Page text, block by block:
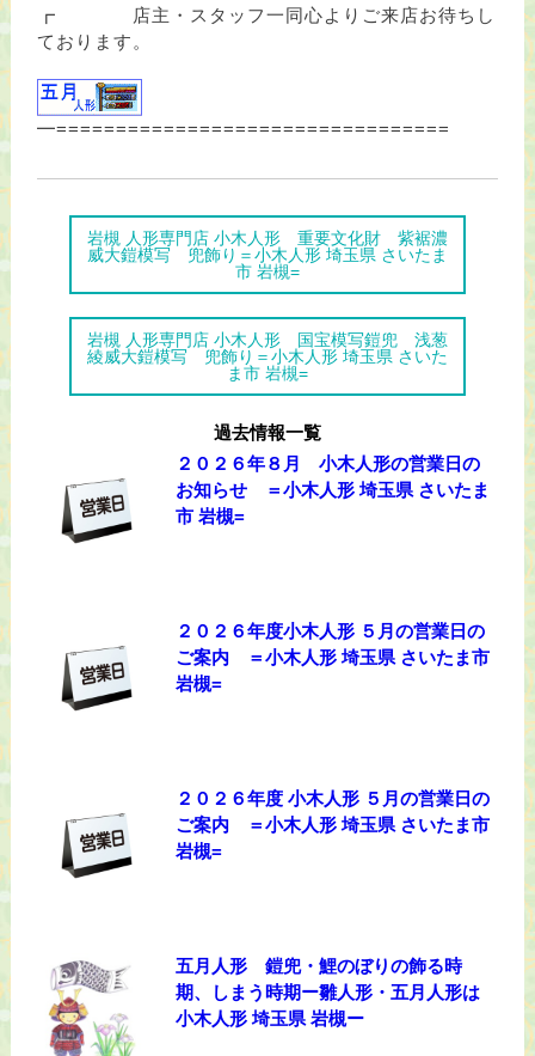
┏ 店主・スタッフ一同心よりご来店お待ちし
ております。
━=================================
岩槻 人形専門店 小木人形 重要文化財 紫裾濃
威大鎧模写 兜飾り＝小木人形 埼玉県 さいたま
市 岩槻=
岩槻 人形専門店 小木人形 国宝模写鎧兜 浅葱
綾威大鎧模写 兜飾り＝小木人形 埼玉県 さいた
ま市 岩槻=
過去情報一覧
２０２６年８月 小木人形の営業日の
お知らせ ＝小木人形 埼玉県 さいたま
市 岩槻=
２０２６年度小木人形 ５月の営業日の
ご案内 ＝小木人形 埼玉県 さいたま市
岩槻=
２０２６年度 小木人形 ５月の営業日の
ご案内 ＝小木人形 埼玉県 さいたま市
岩槻=
五月人形 鎧兜・鯉のぼりの飾る時
期、しまう時期ー雛人形・五月人形は
小木人形 埼玉県 岩槻ー